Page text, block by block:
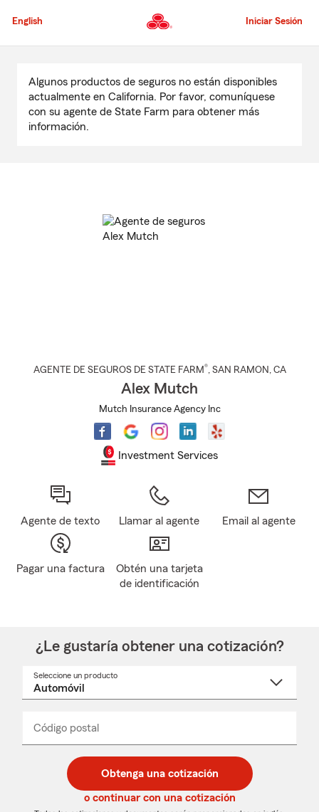
al
principal
English Iniciar Sesión
contenido
principal
Algunos productos de seguros no están disponibles
actualmente en California. Por favor, comuníquese
con su agente de State Farm para obtener más
información.
AGENTE DE SEGUROS DE STATE FARM®, SAN RAMON , CA
Alex Mutch
Mutch Insurance Agency Inc
Investment Services
Agente de texto Llamar al agente Email al agente
Pagar una factura
Obtén una tarjeta
de identificación
¿Le gustaría obtener una cotización?
Seleccione un producto
desplegable
Código postal
de
5
dígitos
de
5
dígitos
_____
Obtenga una cotización
o continuar con una cotización